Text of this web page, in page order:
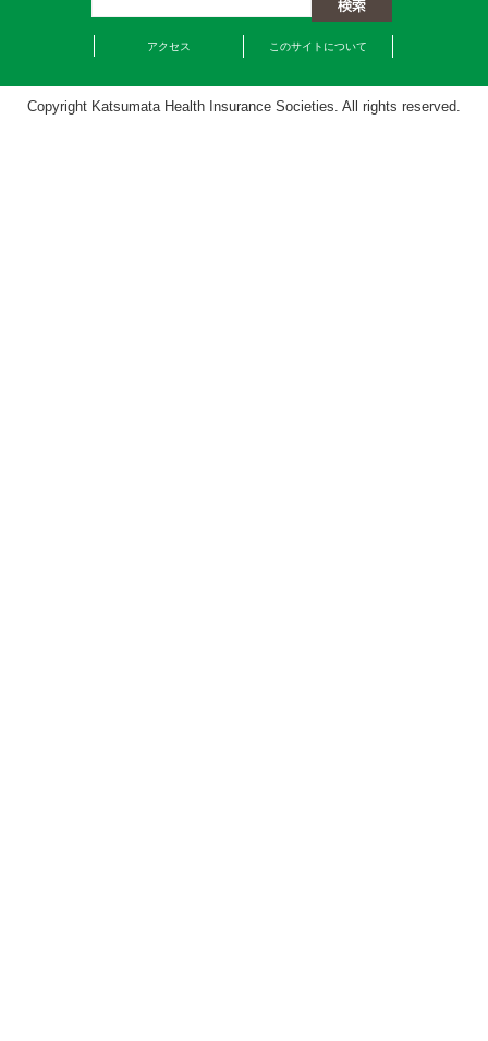
アクセス このサイトについて
Copyright Katsumata Health Insurance Societies. All rights reserved.